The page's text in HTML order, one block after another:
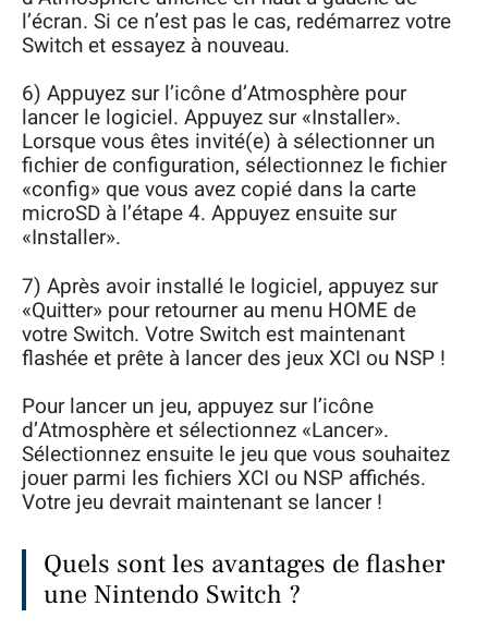
l’écran. Si ce n’est pas le cas, redémarrez votre
Switch et essayez à nouveau.
6) Appuyez sur l’icône d’Atmosphère pour
lancer le logiciel. Appuyez sur «Installer».
Lorsque vous êtes invité(e) à sélectionner un
fichier de configuration, sélectionnez le fichier
«config» que vous avez copié dans la carte
microSD à l’étape 4. Appuyez ensuite sur
«Installer».
7) Après avoir installé le logiciel, appuyez sur
«Quitter» pour retourner au menu HOME de
votre Switch. Votre Switch est maintenant
flashée et prête à lancer des jeux XCI ou NSP !
Pour lancer un jeu, appuyez sur l’icône
d’Atmosphère et sélectionnez «Lancer».
Sélectionnez ensuite le jeu que vous souhaitez
jouer parmi les fichiers XCI ou NSP affichés.
Votre jeu devrait maintenant se lancer !
Quels sont les avantages de flasher
une Nintendo Switch ?